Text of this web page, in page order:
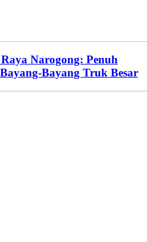
Narogong: Penuh
Bayang Truk Besar